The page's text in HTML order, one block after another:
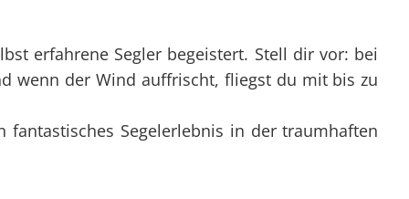
erfahrene Segler begeistert. Stell dir vor: bei
wenn der Wind auffrischt, fliegst du mit bis zu
fantastisches Segelerlebnis in der traumhaften